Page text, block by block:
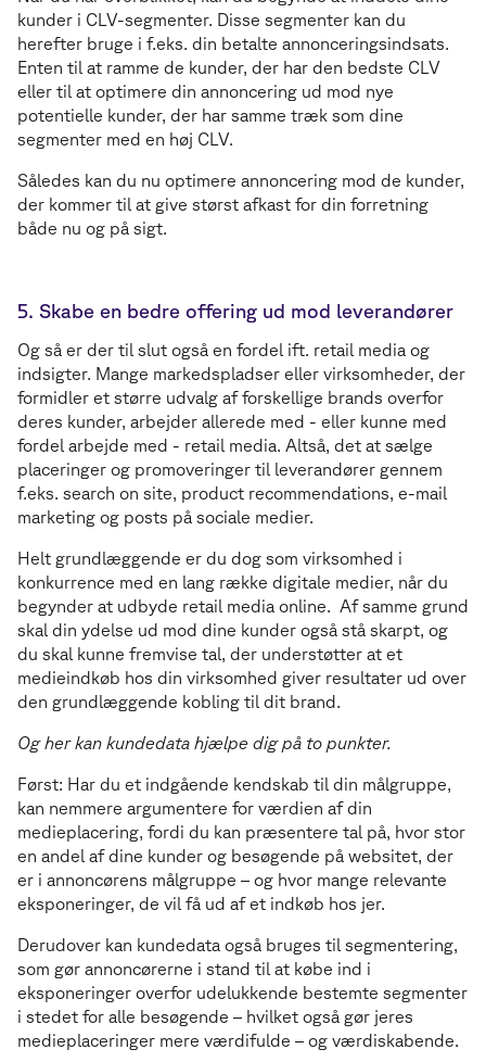
kunder i CLV-segmenter. Disse segmenter kan du
herefter bruge i f.eks. din betalte annonceringsindsats.
Enten til at ramme de kunder, der har den bedste CLV
eller til at optimere din annoncering ud mod nye
potentielle kunder, der har samme træk som dine
segmenter med en høj CLV.
Således kan du nu optimere annoncering mod de kunder,
der kommer til at give størst afkast for din forretning
både nu og på sigt.
5. Skabe en bedre offering ud mod leverandører
Og så er der til slut også en fordel ift. retail media og
indsigter. Mange markedspladser eller virksomheder, der
formidler et større udvalg af forskellige brands overfor
deres kunder, arbejder allerede med - eller kunne med
fordel arbejde med - retail media. Altså, det at sælge
placeringer og promoveringer til leverandører gennem
f.eks. search on site, product recommendations, e-mail
marketing og posts på sociale medier.
Helt grundlæggende er du dog som virksomhed i
konkurrence med en lang række digitale medier, når du
begynder at udbyde retail media online. Af samme grund
skal din ydelse ud mod dine kunder også stå skarpt, og
du skal kunne fremvise tal, der understøtter at et
medieindkøb hos din virksomhed giver resultater ud over
den grundlæggende kobling til dit brand.
Og her kan kundedata hjælpe dig på to punkter.
Først: Har du et indgående kendskab til din målgruppe,
kan nemmere argumentere for værdien af din
medieplacering, fordi du kan præsentere tal på, hvor stor
en andel af dine kunder og besøgende på websitet, der
er i annoncørens målgruppe – og hvor mange relevante
eksponeringer, de vil få ud af et indkøb hos jer.
Derudover kan kundedata også bruges til segmentering,
som gør annoncørerne i stand til at købe ind i
eksponeringer overfor udelukkende bestemte segmenter
i stedet for alle besøgende – hvilket også gør jeres
medieplaceringer mere værdifulde – og værdiskabende.